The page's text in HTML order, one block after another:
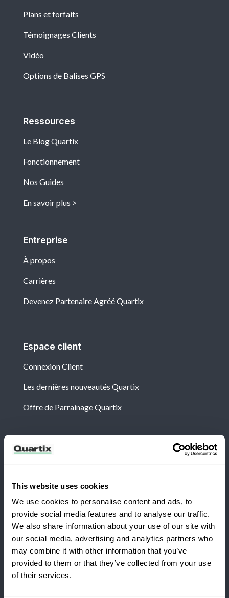
This website uses cookies
We use cookies to personalise content and ads, to
provide social media features and to analyse our traffic.
We also share information about your use of our site with
our social media, advertising and analytics partners who
may combine it with other information that you’ve
provided to them or that they’ve collected from your use
of their services.
Plans et forfaits
Témoignages Clients
Vidéo
Options de Balises GPS
Ressources
Le Blog Quartix
Fonctionnement
Nos Guides
En savoir plus
Entreprise
À propos
Carrières
Devenez Partenaire Agréé Quartix
Espace client
Connexion Client
Les dernières nouveautés Quartix
Offre de Parrainage Quartix
Newsletter
cas de Quartix
Conditions générales Politique de Confidentialité
Mention légale
Vous passez à Quartix ?